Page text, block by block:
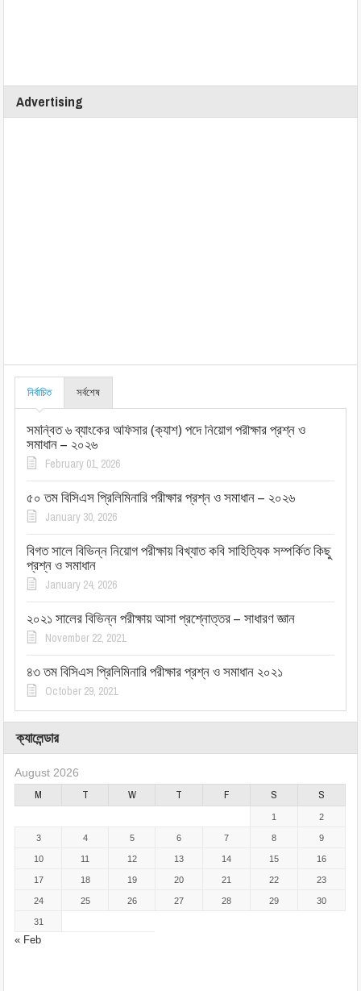
Advertising
নির্বাচিত সর্বশেষ
সমন্বিত ৬ ব্যাংকের অফিসার (ক্যাশ) পদে নিয়োগ পরীক্ষার প্রশ্ন ও
সমাধান – ২০২৬
February 01, 2026
৫০ তম বিসিএস প্রিলিমিনারি পরীক্ষার প্রশ্ন ও সমাধান – ২০২৬
January 30, 2026
বিগত সালে বিভিন্ন নিয়োগ পরীক্ষায় বিখ্যাত কবি সাহিত্যিক সম্পর্কিত কিছু
প্রশ্ন ও সমাধান
January 24, 2026
২০২১ সালের বিভিন্ন পরীক্ষায় আসা প্রশ্নোত্তর – সাধারণ জ্ঞান
November 22, 2021
৪৩ তম বিসিএস প্রিলিমিনারি পরীক্ষার প্রশ্ন ও সমাধান ২০২১
October 29, 2021
ক্যালেন্ডার
August 2026
M T W T F S S
« Feb
1 2
3 4 5 6 7 8 9
10 11 12 13 14 15 16
17 18 19 20 21 22 23
24 25 26 27 28 29 30
31